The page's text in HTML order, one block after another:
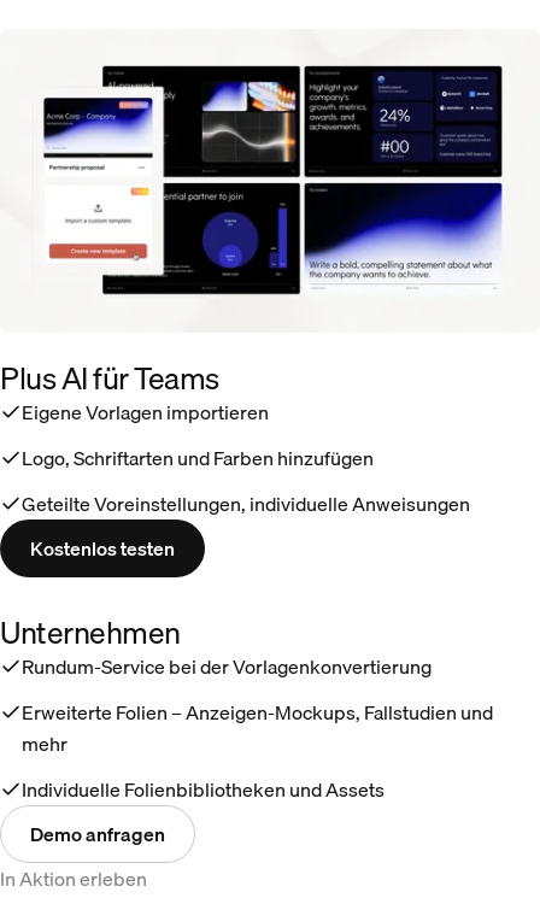
Plus AI für Teams
Eigene Vorlagen importieren
Logo, Schriftarten und Farben hinzufügen
Geteilte Voreinstellungen, individuelle Anweisungen
Kostenlos testen
Unternehmen
Rundum-Service bei der Vorlagenkonvertierung
Erweiterte Folien – Anzeigen-Mockups, Fallstudien und
mehr
Individuelle Folienbibliotheken und Assets
Demo anfragen
In Aktion erleben